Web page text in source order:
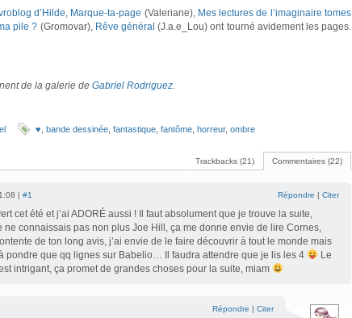
d’Hilde, Marque-ta-page (Valeriane), Mes lectures de l’imaginaire tomes
pile ? (Gromovar), Rêve général (J.a.e_Lou) ont tourné avidement les pages.
de la galerie de Gabriel Rodriguez.
♥ bande dessinée fantastique fantôme horreur, ombre
Commentaires (22)
Trackbacks (21)
| #1 Répondre | Citer
cet été et j’ai ADORÉ aussi ! Il faut absolument que je trouve la suite,
ne connaissais pas non plus Joe Hill, ça me donne envie de lire Cornes,
de ton long avis, j’ai envie de le faire découvrir à tout le monde mais
pondre que qq lignes sur Babelio… Il faudra attendre que je lis les 4
Le
intrigant, ça promet de grandes choses pour la suite, miam
Répondre | Citer